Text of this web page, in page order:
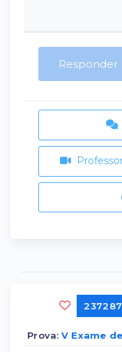
Responder
237287
Prova: V Exame